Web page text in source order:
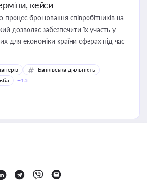
кейси
процес бронювання співробітників на
дозволяє забезпечити їх участь у
для економіки країни сферах під час
Банківська діяльність
+13